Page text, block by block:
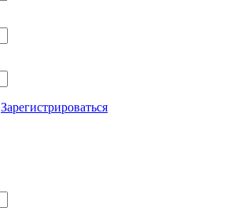
Зарегистрироваться